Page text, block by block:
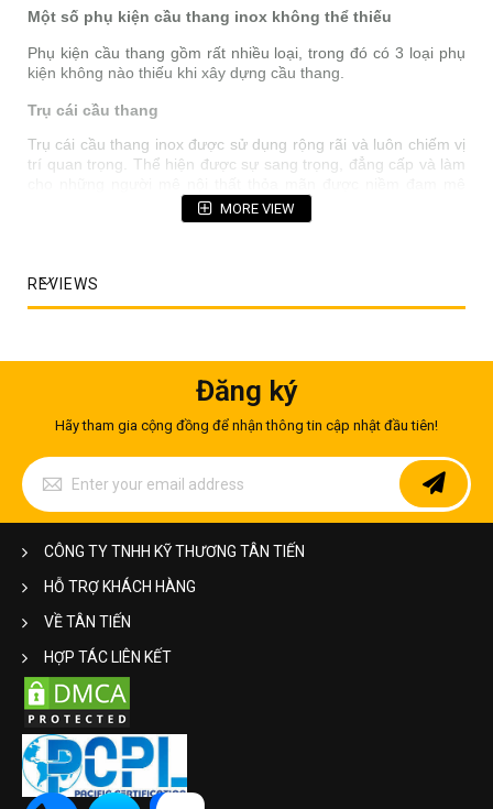
Một số phụ kiện cầu thang inox không thể thiếu
Phụ kiện cầu thang gồm rất nhiều loại, trong đó có 3 loại phụ
kiện không nào thiếu khi xây dựng cầu thang.
Trụ cái cầu thang
Trụ cái cầu thang inox được sử dụng rộng rãi và luôn chiếm vị
trí quan trọng. Thể hiện được sự sang trọng, đẳng cấp và làm
Trụ cầu thang
Trụ cầu thang là phụ kiện chính để nâng đỡ cho cầu thang.
Nhờ có nó, mà các thanh inox của cầu thang được kẹp chặt,
định vị tốt hơn và không lo bị vỡ, hay lan can inox thêm chắc
chắn. Hiện nay, trên thị trường có rất nhiều chủng loại trụ cầu
MORE VIEW
REVIEWS
Đăng ký
Hãy tham gia cộng đồng để nhận thông tin cập nhật đầu tiên!
Sign
Up
for
Our
Newsletter:
CÔNG TY TNHH KỸ THƯƠNG TÂN TIẾN
HỖ TRỢ KHÁCH HÀNG
VỀ TÂN TIẾN
HỢP TÁC LIÊN KẾT